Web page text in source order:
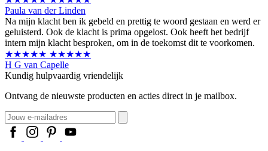
Paula van der Linden
Na mijn klacht ben ik gebeld en prettig te woord gestaan en werd er
geluisterd. Ook de klacht is prima opgelost. Ook heeft het bedrijf
intern mijn klacht besproken, om in de toekomst dit te voorkomen.
★★★★★ ★★★★★
H G van Capelle
Kundig hulpvaardig vriendelijk
Ontvang de nieuwste producten en acties direct in je mailbox.